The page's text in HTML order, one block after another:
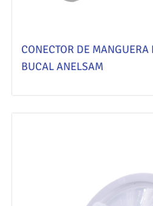
CONECTOR DE MANGUERA
BUCAL ANELSAM